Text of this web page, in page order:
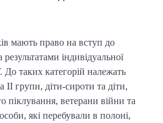
мають право на вступ до
результатами індивідуальної
До таких категорій належать
ІІ групи, діти-сироти та діти,
піклування, ветерани війни та
які перебували в полоні,